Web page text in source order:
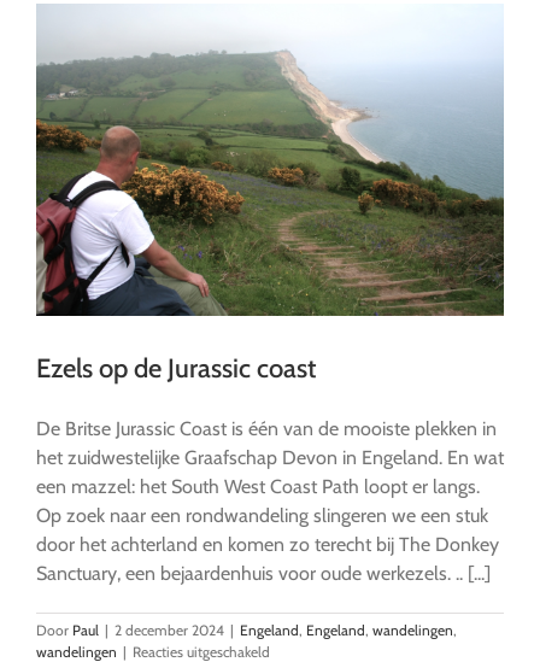
kust
Ezels op de Jurassic coast
De Britse Jurassic Coast is één van de mooiste plekken in
het zuidwestelijke Graafschap Devon in Engeland. En wat
een mazzel: het South West Coast Path loopt er langs.
Op zoek naar een rondwandeling slingeren we een stuk
door het achterland en komen zo terecht bij The Donkey
Sanctuary, een bejaardenhuis voor oude werkezels. .. [...]
Door Paul | 2 december 2024 | Engeland, Engeland, wandelingen,
wandelingen | Reacties uitgeschakeld